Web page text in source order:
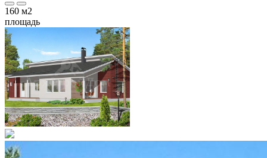
160 м2
площадь